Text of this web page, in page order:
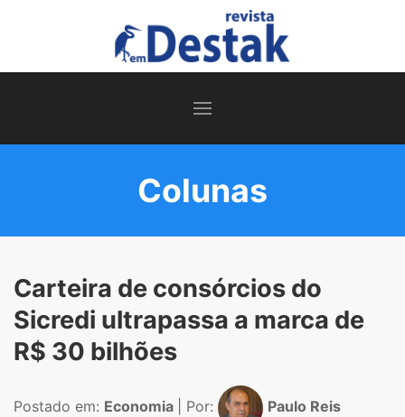
Colunas
Carteira de consórcios do
Sicredi ultrapassa a marca de
R$ 30 bilhões
Postado em: Economia | Por: Paulo Reis